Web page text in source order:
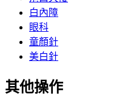
白內障
眼科
童顏針
美白針
其他操作